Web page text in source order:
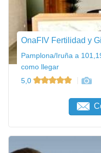
OnaFIV Fertilidad y
Pamplona/Iruña a
como llegar
5,0